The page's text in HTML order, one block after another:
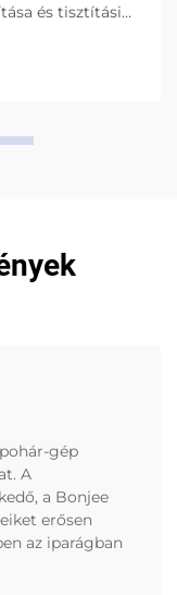
és tisztítási
kezdetekor a
gép
A
a Bonjee
erősen
az iparágban